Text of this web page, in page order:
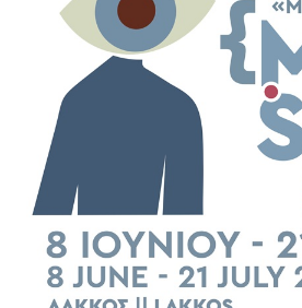
Σεμινάρια-
Διαλέξεις-
Ομιλίες
για
Παιδιά
Άλλες
Εκδηλώσεις